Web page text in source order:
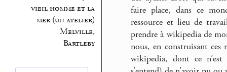
vieil homme et la
mer (un atelier)
Melville,
Bartleby
faire place, dans ce
ressource et lieu de
prendre à wikipedia de
nous, en construisant ces
wikipedia, dont ce